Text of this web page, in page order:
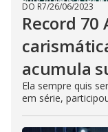
DO R7/26/06/2023
Record
acumula
Ela sempre quis
em série,